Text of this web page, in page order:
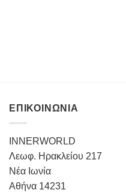
ΕΠΙΚΟΙΝΩΝΙΑ
INNERWORLD
Λεωφ. Ηρακλείου 217
Νέα Ιωνία
Αθήνα 14231